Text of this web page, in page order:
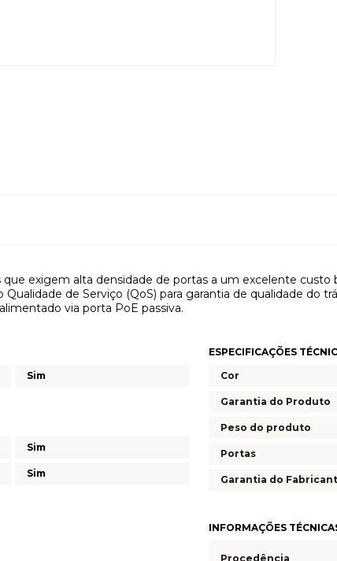
que exigem alta densidade de portas a um excelente
de Serviço (QoS) para garantia de qualidade do
via porta PoE passiva.
Sim
Sim
Sim
ESPECIFICAÇÕES
Cor
Garantia do Produto
Peso do produto
Portas
Garantia do
INFORMAÇÕES
Procedência